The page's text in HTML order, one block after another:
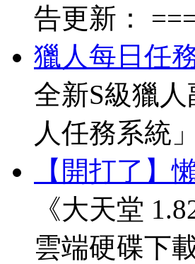
告更新：
獵人每日任
全新S級獵
人任務系統
【開打了】
《大天堂
雲端硬碟下